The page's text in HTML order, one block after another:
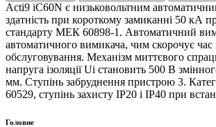
Acti9 iC60N є низьковольтним
здатність при короткому замиканні 50 кА
стандарту МЕК 60898-1. Автоматичний
автоматичного вимикача, чим скорочує
обслуговування. Механізм миттєвого
напруга ізоляції Ui становить 500 В
мм. Ступінь забруднення пристрою 3.
60529, ступінь захисту IP20 і IP40 при
Головне